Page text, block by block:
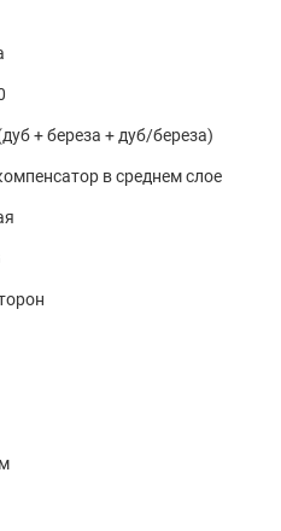
+ береза + дуб/береза)
в среднем слое